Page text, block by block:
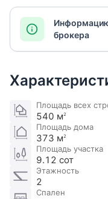
брокера
Площадь всех
540 м2
Площадь дома
373 м2
Площадь участка
9.12 сот
Этажность
2
Спален